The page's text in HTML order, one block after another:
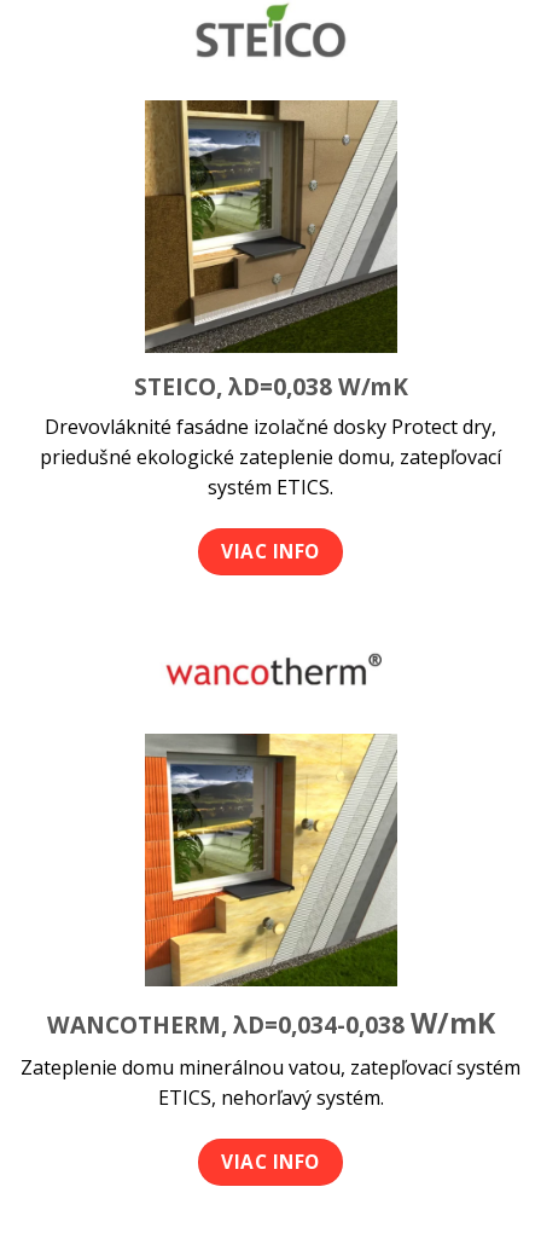
STEICO, λD=0,038 W/mK
Drevovláknité fasádne izolačné dosky Protect dry,
priedušné ekologické zateplenie domu, zatepľovací
systém ETICS.
VIAC INFO
WANCOTHERM, λD=0,034-0,038W/mK
Zateplenie domu minerálnou vatou, zatepľovací systém
ETICS, nehorľavý systém.
VIAC INFO